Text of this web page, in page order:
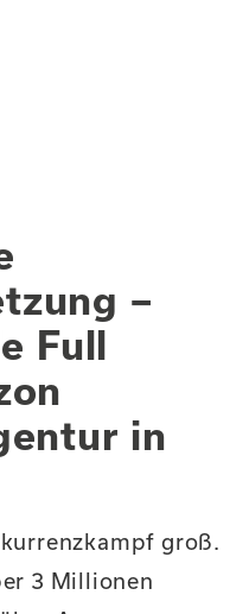
–
Full
in
groß.
3 Millionen